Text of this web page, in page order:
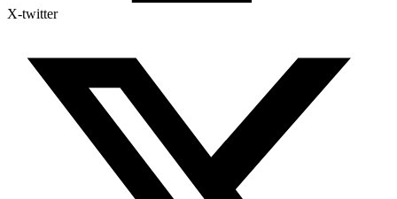
X-twitter